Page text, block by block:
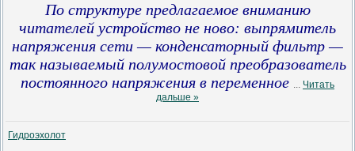
По структуре предлагаемое вниманию
читателей устройство не ново: выпрямитель
напряжения сети — конденсаторный фильтр —
так называемый полумостовой преобразователь
постоянного напряжения в переменное ... Читать
дальше »
Гидроэхолот